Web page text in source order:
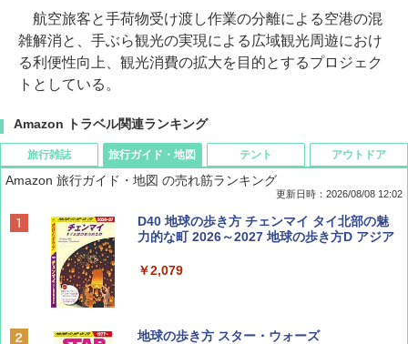
航空旅客と手荷物受け渡し作業の分離による空港の混
雑解消と、手ぶら観光の実現による広域観光周遊におけ
る利便性向上、観光消費の拡大を目的とするプロジェク
トとしている。
Amazon トラベル関連ランキング
旅行雑誌
BE-PAL(ビ-パル) 2026年 9 月号【特別付録:
SOTO ミニマル"旅"財布 ランダム2種】
￥1,500
ディズニーファン ２０２６年 ９月号 [雑
旅行ガイド・地図
Amazon 旅行ガイド・地図 の売れ筋ランキング
更新日時：2026/08/08 12:02
D40 地球の歩き方 チェンマイ タイ北部の魅
力的な町 2026～2027 地球の歩き方D アジア
￥2,079
地球の歩き方 スター・ウォーズ
テント アウトドア